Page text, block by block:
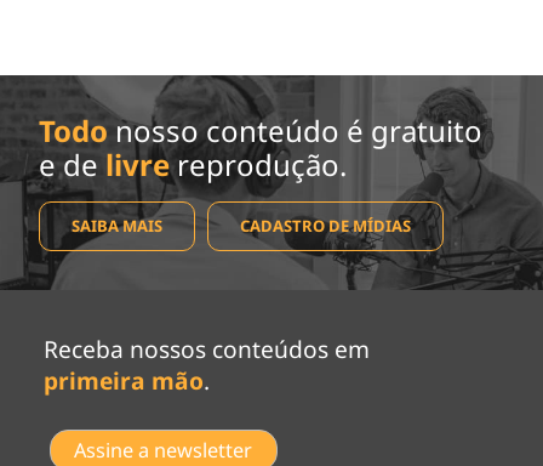
Todo nosso conteúdo é gratuito
e de livrereprodução.
SAIBA MAIS CADASTRO DE MÍDIAS
Receba nossos conteúdos em
primeira mão.
Assine a newsletter